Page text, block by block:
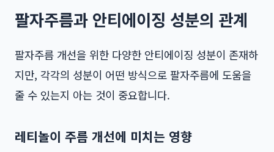
팔자주름과 안티에이징 성분의 관계
팔자주름 개선을 위한 다양한 안티에이징 성분이 존재하
지만, 각각의 성분이 어떤 방식으로 팔자주름에 도움을
줄 수 있는지 아는 것이 중요합니다.
레티놀이 주름 개선에 미치는 영향